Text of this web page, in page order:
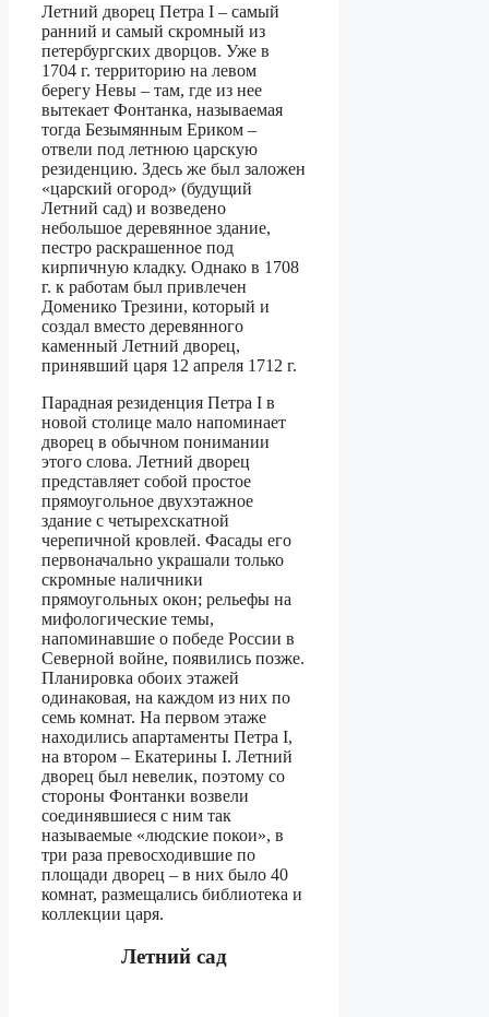
Летний дворец Петра I – самый
ранний и самый скромный из
петербургских дворцов. Уже в
1704 г. территорию на левом
берегу Невы – там, где из нее
вытекает Фонтанка, называемая
тогда Безымянным Ериком –
отвели под летнюю царскую
резиденцию. Здесь же был заложен
«царский огород» (будущий
Летний сад) и возведено
небольшое деревянное здание,
пестро раскрашенное под
кирпичную кладку. Однако в 1708
г. к работам был привлечен
Доменико Трезини, который и
создал вместо деревянного
каменный Летний дворец,
принявший царя 12 апреля 1712 г.
Парадная резиденция Петра I в
новой столице мало напоминает
дворец в обычном понимании
этого слова. Летний дворец
представляет собой простое
прямоугольное двухэтажное
здание с четырехскатной
черепичной кровлей. Фасады его
первоначально украшали только
скромные наличники
прямоугольных окон; рельефы на
мифологические темы,
напоминавшие о победе России в
Северной войне, появились позже.
Планировка обоих этажей
одинаковая, на каждом из них по
семь комнат. На первом этаже
находились апартаменты Петра I,
на втором – Екатерины I. Летний
дворец был невелик, поэтому со
стороны Фонтанки возвели
соединявшиеся с ним так
называемые «людские покои», в
три раза превосходившие по
площади дворец – в них было 40
комнат, размещались библиотека и
коллекции царя.
Летний сад